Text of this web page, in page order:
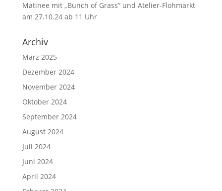
Matinee mit „Bunch of Grass“ und Atelier-Flohmarkt
am 27.10.24 ab 11 Uhr
Archiv
März 2025
Dezember 2024
November 2024
Oktober 2024
September 2024
August 2024
Juli 2024
Juni 2024
April 2024